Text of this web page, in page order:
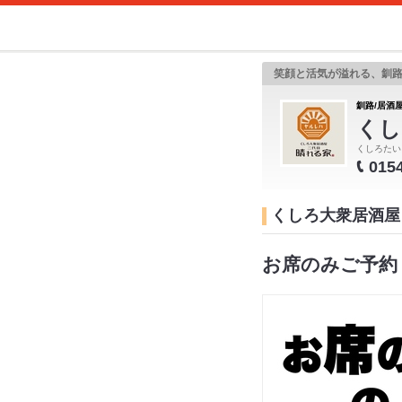
笑顔と活気が溢れる、釧
釧路/居酒
く
くしろた
くしろ大衆居酒
お席のみご予約